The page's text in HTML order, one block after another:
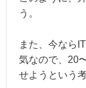
う。
また、今なら
気なので、20
せようという